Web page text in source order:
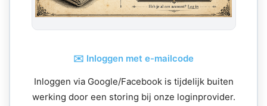
✉️ Inloggen met e-mailcode
Inloggen via Google/Facebook is tijdelijk buiten
werking door een storing bij onze loginprovider.